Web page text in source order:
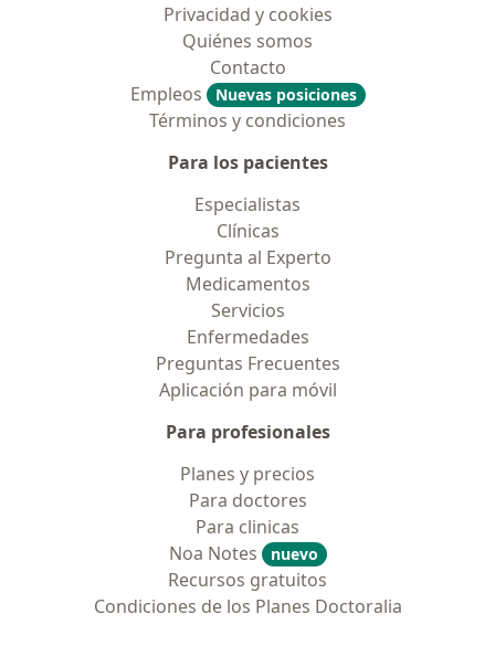
Privacidad y cookies
Quiénes somos
Contacto
Empleos
Nuevas posiciones
Términos y condiciones
Para los pacientes
Especialistas
Clínicas
Pregunta al Experto
Medicamentos
Servicios
Enfermedades
Preguntas Frecuentes
Aplicación para móvil
Para profesionales
Planes y precios
Para doctores
Para clinicas
Noa Notes
nuevo
Recursos gratuitos
Condiciones de los Planes Doctoralia